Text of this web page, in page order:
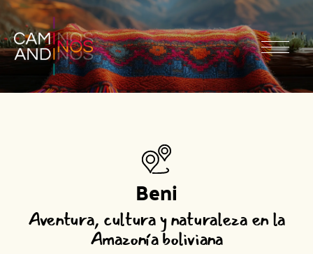
Beni
Aventura, cultura y naturaleza en la
Amazonía boliviana